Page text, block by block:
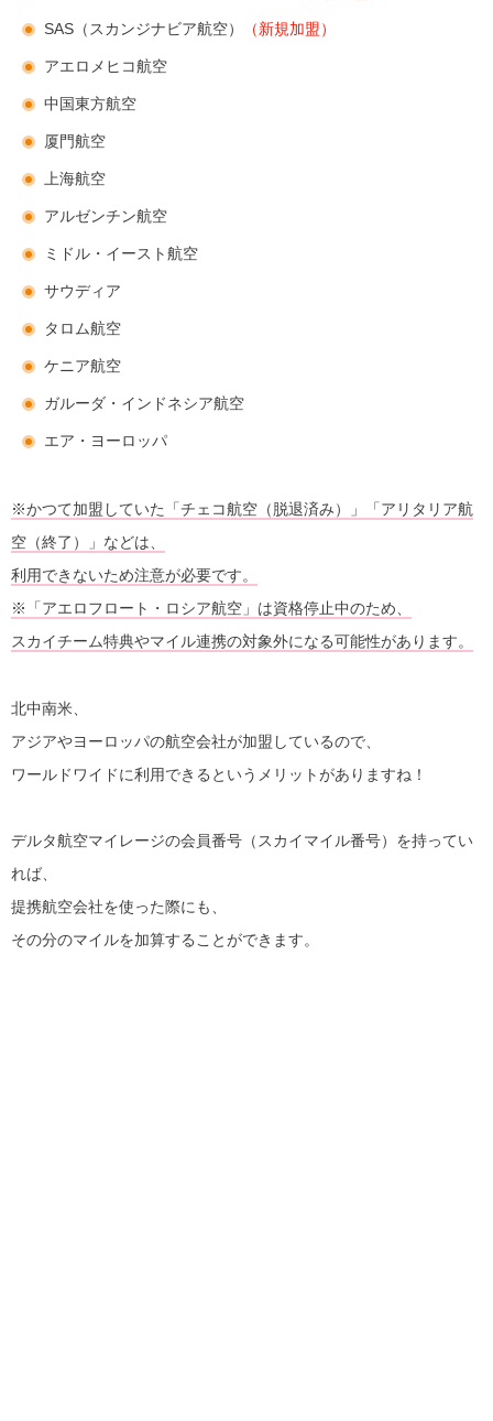
SAS（スカンジナビア航空） （新規加盟）
アエロメヒコ航空
中国東方航空
厦門航空
上海航空
アルゼンチン航空
ミドル・イースト航空
サウディア
タロム航空
ケニア航空
ガルーダ・インドネシア航空
エア・ヨーロッパ
※かつて加盟していた「チェコ航空（脱退済み）」「アリタリア航
空（終了）」などは、
利用できないため注意が必要です。
※「アエロフロート・ロシア航空」は資格停止中のため、
スカイチーム特典やマイル連携の対象外になる可能性があります。
北中南米、
アジアやヨーロッパの航空会社が加盟しているので、
ワールドワイドに利用できるというメリットがありますね！
デルタ航空マイレージの会員番号（スカイマイル番号）を持ってい
れば、
提携航空会社を使った際にも、
その分のマイルを加算することができます。